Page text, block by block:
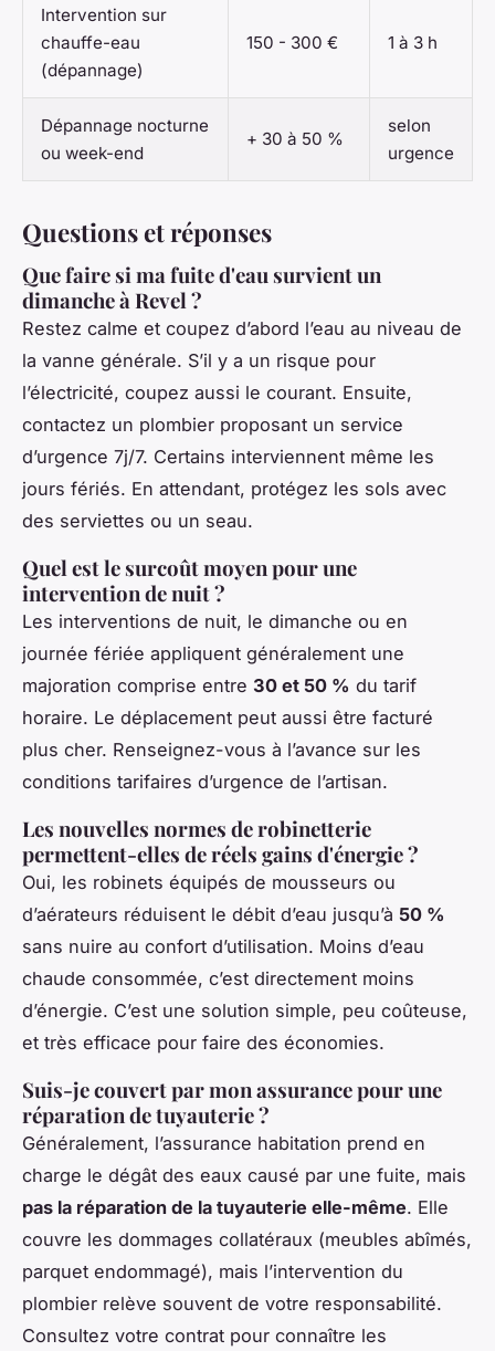
Intervention sur
chauffe-eau
(dépannage)
150 - 300 € 1 à 3 h
Dépannage nocturne
ou week-end
+ 30 à 50 %
selon
urgence
Questions et réponses
Que faire si ma fuite d'eau survient un
dimanche à Revel ?
Restez calme et coupez d’abord l’eau au niveau de
la vanne générale. S’il y a un risque pour
l’électricité, coupez aussi le courant. Ensuite,
contactez un plombier proposant un service
d’urgence 7j/7. Certains interviennent même les
jours fériés. En attendant, protégez les sols avec
des serviettes ou un seau.
Quel est le surcoût moyen pour une
intervention de nuit ?
Les interventions de nuit, le dimanche ou en
journée fériée appliquent généralement une
majoration comprise entre 30 et 50 % du tarif
horaire. Le déplacement peut aussi être facturé
plus cher. Renseignez-vous à l’avance sur les
conditions tarifaires d’urgence de l’artisan.
Les nouvelles normes de robinetterie
permettent-elles de réels gains d'énergie ?
Oui, les robinets équipés de mousseurs ou
d’aérateurs réduisent le débit d’eau jusqu’à 50 %
sans nuire au confort d’utilisation. Moins d’eau
chaude consommée, c’est directement moins
d’énergie. C’est une solution simple, peu coûteuse,
et très efficace pour faire des économies.
Suis-je couvert par mon assurance pour une
réparation de tuyauterie ?
Généralement, l’assurance habitation prend en
charge le dégât des eaux causé par une fuite, mais
pas la réparation de la tuyauterie elle-même. Elle
couvre les dommages collatéraux (meubles abîmés,
parquet endommagé), mais l’intervention du
plombier relève souvent de votre responsabilité.
Consultez votre contrat pour connaître les